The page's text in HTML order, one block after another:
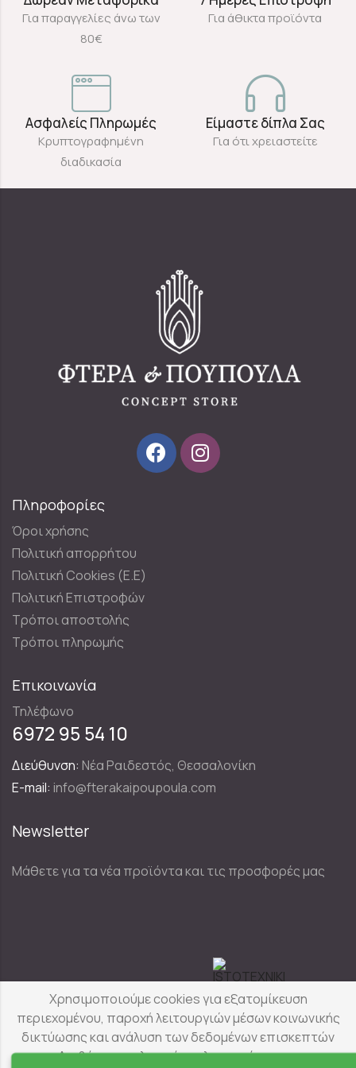
Για παραγγελίες άνω των
80€
Για άθικτα προϊόντα
Ασφαλείς Πληρωμές
Κρυπτογραφημένη
διαδικασία
Είμαστε δίπλα Σας
Για ότι χρειαστείτε
Πληροφορίες
Όροι χρήσης
Πολιτική απορρήτου
Πολιτική Cookies (E.E)
Πολιτική Επιστροφών
Τρόποι αποστολής
Τρόποι πληρωμής
Επικοινωνία
Τηλέφωνο
6972 95 54 10
Διεύθυνση: Νέα Ραιδεστός, Θεσσαλονίκη
E-mail: info@fterakaipoupoula.com
Newsletter
Μάθετε για τα νέα προϊόντα και τις προσφορές μας
Φτερά & Πούπουλα© Copyright 2025
Χρησιμοποιούμε cookies για εξατομίκευση
περιεχομένου, παροχή λειτουργιών μέσων κοινωνικής
δικτύωσης και ανάλυση των δεδομένων επισκεπτών
μας. Διαβάστε αναλυτικά τις λεπτομέρειες για τα